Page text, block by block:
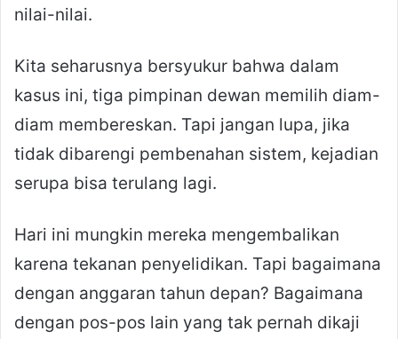
nilai-nilai.
Kita seharusnya bersyukur bahwa dalam
kasus ini, tiga pimpinan dewan memilih diam-
diam membereskan. Tapi jangan lupa, jika
tidak dibarengi pembenahan sistem, kejadian
serupa bisa terulang lagi.
Hari ini mungkin mereka mengembalikan
karena tekanan penyelidikan. Tapi bagaimana
dengan anggaran tahun depan? Bagaimana
dengan pos-pos lain yang tak pernah dikaji